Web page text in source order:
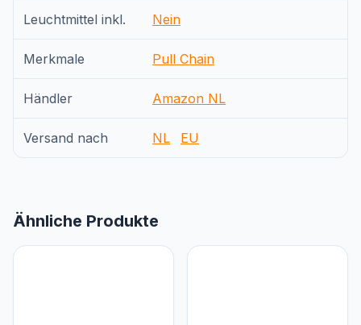
Leuchtmittel inkl. Nein
Merkmale Pull Chain
Händler Amazon NL
Versand nach NL EU
Ähnliche Produkte